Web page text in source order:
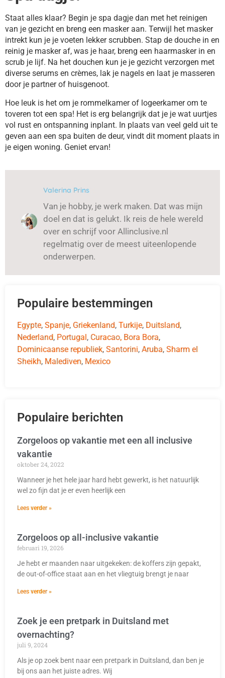
Staat alles klaar? Begin je spa dagje dan met het reinigen
van je gezicht en breng een masker aan. Terwijl het masker
intrekt kun je je voeten lekker scrubben. Stap de douche in en
reinig je masker af, was je haar, breng een haarmasker in en
scrub je lijf. Na het douchen kun je je gezicht verzorgen met
diverse serums en crèmes, lak je nagels en laat je masseren
door je partner of huisgenoot.
Hoe leuk is het om je rommelkamer of logeerkamer om te
toveren tot een spa! Het is erg belangrijk dat je je wat uurtjes
vol rust en ontspanning inplant. In plaats van veel geld uit te
geven aan een spa buiten de deur, vindt dit moment plaats in
je eigen woning. Geniet ervan!
Valerina Prins
Van je hobby, je werk maken. Dat was mijn
doel en dat is gelukt. Ik reis de hele wereld
over en schrijf voor Allinclusive.nl
regelmatig over de meest uiteenlopende
onderwerpen.
Populaire bestemmingen
Egypte, Spanje, Griekenland, Turkije, Duitsland,
Nederland, Portugal , Curacao, Bora Bora,
Dominicaanse republiek, Santorini, Aruba, Sharm el
Sheikh, Malediven, Mexico
Populaire berichten
Zorgeloos op vakantie met een all inclusive
vakantie
oktober 24, 2022
Wanneer je het hele jaar hard hebt gewerkt, is het natuurlijk
wel zo fijn dat je er even heerlijk een
Lees verder »
Zorgeloos op all-inclusive vakantie
februari 19, 2026
Je hebt er maanden naar uitgekeken: de koffers zijn gepakt,
de out-of-office staat aan en het vliegtuig brengt je naar
Lees verder »
Zoek je een pretpark in Duitsland met
overnachting?
juli 9, 2024
Als je op zoek bent naar een pretpark in Duitsland, dan ben je
bij ons aan het juiste adres. Wij